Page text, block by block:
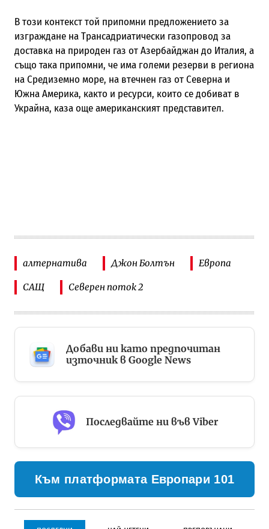
В този контекст той припомни предложението за
изграждане на Трансадриатически газопровод за
доставка на природен газ от Азербайджан до Италия, а
също така припомни, че има големи резерви в региона
на Средиземно море, на втечнен газ от Северна и
Южна Америка, както и ресурси, които се добиват в
Украйна, каза още американският представител.
алтернатива Джон Болтън Европа
САЩ Северен поток 2
Добави ни като предпочитан
източник в Google News
Последвайте ни във Viber
Към платформата Европари 101